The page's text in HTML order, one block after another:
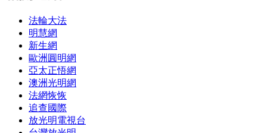
法輪大法
明慧網
新生網
歐洲圓明網
亞太正悟網
澳洲光明網
法網恢恢
追查國際
放光明電視台